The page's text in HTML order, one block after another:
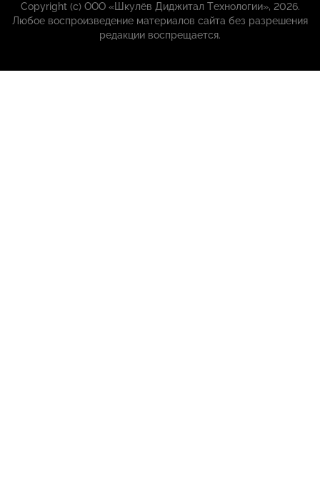
Copyright (с) ООО «Шкулёв Диджитал Технологии», 2026.
Любое воспроизведение материалов сайта без разрешения
редакции воспрещается.